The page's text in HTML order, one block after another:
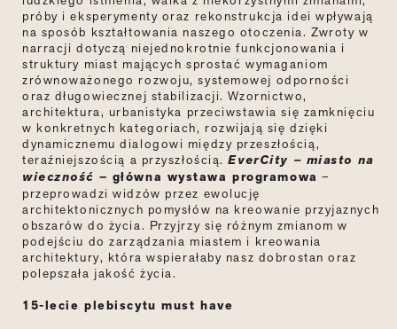
próby i eksperymenty oraz rekonstrukcja idei wpływają
na sposób kształtowania naszego otoczenia. Zwroty w
narracji dotyczą niejednokrotnie funkcjonowania i
struktury miast mających sprostać wymaganiom
zrównoważonego rozwoju, systemowej odporności
oraz długowiecznej stabilizacji. Wzornictwo,
architektura, urbanistyka przeciwstawia się zamknięciu
w konkretnych kategoriach, rozwijają się dzięki
dynamicznemu dialogowi między przeszłością,
teraźniejszością a przyszłością.EverCity – miasto na
wieczność – główna wystawa programowa –
przeprowadzi widzów przez ewolucję
architektonicznych pomysłów na kreowanie przyjaznych
obszarów do życia. Przyjrzy się różnym zmianom w
podejściu do zarządzania miastem i kreowania
architektury, która wspierałaby nasz dobrostan oraz
polepszała jakość życia.
15-lecie plebiscytu must have